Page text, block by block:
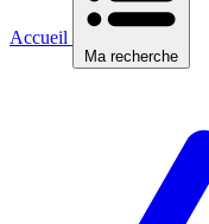
Accueil
Ma recherche